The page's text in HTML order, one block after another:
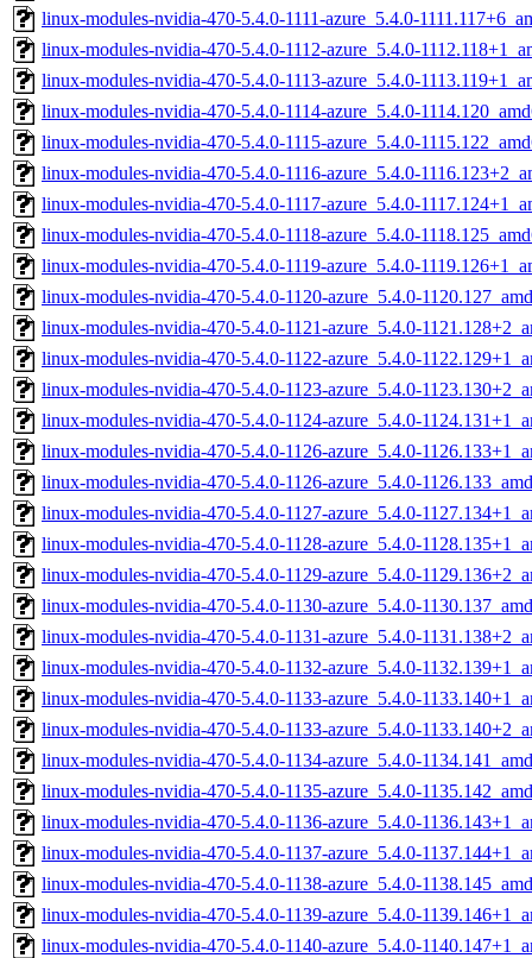
linux-modules-nvidia-470-5.4.0-1111-azure_5.4.0-
linux-modules-nvidia-470-5.4.0-1112-azure_5.4.0-
linux-modules-nvidia-470-5.4.0-1113-azure_5.4.0-
linux-modules-nvidia-470-5.4.0-1114-azure_5.4.0-
linux-modules-nvidia-470-5.4.0-1115-azure_5.4.0-
linux-modules-nvidia-470-5.4.0-1116-azure_5.4.0-
linux-modules-nvidia-470-5.4.0-1117-azure_5.4.0-
linux-modules-nvidia-470-5.4.0-1118-azure_5.4.0-
linux-modules-nvidia-470-5.4.0-1119-azure_5.4.0-
linux-modules-nvidia-470-5.4.0-1120-azure_5.4.0-
linux-modules-nvidia-470-5.4.0-1121-azure_5.4.0-
linux-modules-nvidia-470-5.4.0-1122-azure_5.4.0-
linux-modules-nvidia-470-5.4.0-1123-azure_5.4.0-
linux-modules-nvidia-470-5.4.0-1124-azure_5.4.0-
linux-modules-nvidia-470-5.4.0-1126-azure_5.4.0-
linux-modules-nvidia-470-5.4.0-1126-azure_5.4.0-
linux-modules-nvidia-470-5.4.0-1127-azure_5.4.0-
linux-modules-nvidia-470-5.4.0-1128-azure_5.4.0-
linux-modules-nvidia-470-5.4.0-1129-azure_5.4.0-
linux-modules-nvidia-470-5.4.0-1130-azure_5.4.0-
linux-modules-nvidia-470-5.4.0-1131-azure_5.4.0-
linux-modules-nvidia-470-5.4.0-1132-azure_5.4.0-
linux-modules-nvidia-470-5.4.0-1133-azure_5.4.0-
linux-modules-nvidia-470-5.4.0-1133-azure_5.4.0-
linux-modules-nvidia-470-5.4.0-1134-azure_5.4.0-
linux-modules-nvidia-470-5.4.0-1135-azure_5.4.0-
linux-modules-nvidia-470-5.4.0-1136-azure_5.4.0-
linux-modules-nvidia-470-5.4.0-1137-azure_5.4.0-
linux-modules-nvidia-470-5.4.0-1138-azure_5.4.0-
linux-modules-nvidia-470-5.4.0-1139-azure_5.4.0-
linux-modules-nvidia-470-5.4.0-1140-azure_5.4.0-